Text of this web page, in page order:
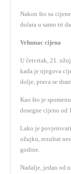
Nakon što su
dolara u samo tri
Vrhunac cijena
U četvrtak, 21.
kada je njegova
dolje, prava se
Kao što je
dosegne cijenu od
Lako je
ožujku, rezultat
godine.
Nadalje, jedan od